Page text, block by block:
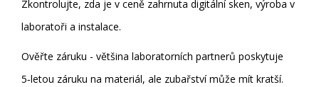
Zkontrolujte, zda je v ceně zahrnuta digitální sken, výroba v
laboratoři a instalace.
Ověřte záruku - většina laboratorních partnerů poskytuje
5‑letou záruku na materiál, ale zubařství může mít kratší.